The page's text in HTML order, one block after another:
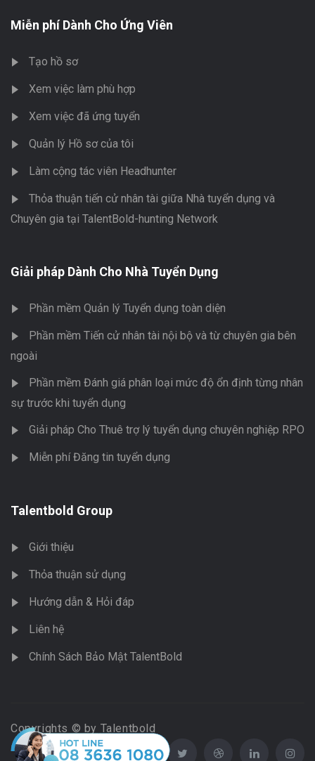
Miễn phí Dành Cho Ứng Viên
Tạo hồ sơ
Xem việc làm phù hợp
Xem việc đã ứng tuyển
Quản lý Hồ sơ của tôi
Làm cộng tác viên Headhunter
Thỏa thuận tiến cử nhân tài giữa Nhà tuyển dụng và
Chuyên gia tại TalentBold-hunting Network
Giải pháp Dành Cho Nhà Tuyển Dụng
Phần mềm Quản lý Tuyển dụng toàn diện
Phần mềm Tiến cử nhân tài nội bộ và từ chuyên gia bên
ngoài
Phần mềm Đánh giá phân loại mức độ ổn định từng nhân
sự trước khi tuyển dụng
Giải pháp Cho Thuê trợ lý tuyển dụng chuyên nghiệp RPO
Miễn phí Đăng tin tuyển dụng
Talentbold Group
Giới thiệu
Thỏa thuận sử dụng
Hướng dẫn & Hỏi đáp
Liên hệ
Chính Sách Bảo Mật TalentBold
Copyrights © by Talentbold